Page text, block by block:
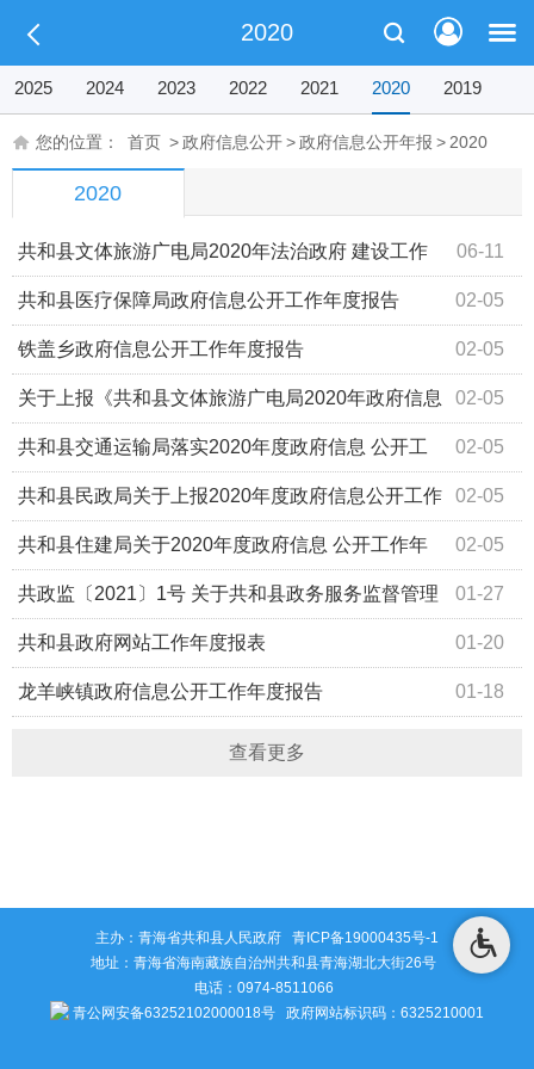
2020
2025 2024 2023 2022 2021 2020 2019
您的位置： 首页 >政府信息公开>政府信息公开年报 > 2020
2020
06-11
共和县文体旅游广电局2020年法治政府 建设工作
报告 02-05
共和县医疗保障局政府信息公开工作年度报告
02-05
铁盖乡政府信息公开工作年度报告
02-05
关于上报《共和县文体旅游广电局2020年政府信息
公开年度报告》的报告 02-05
共和县交通运输局落实2020年度政府信息 公开工
作的报告 02-05
共和县民政局关于上报2020年度政府信息公开工作
年度报告 02-05
共和县住建局关于2020年度政府信息 公开工作年
度报告 01-27
共政监〔2021〕1号 关于共和县政务服务监督管理
局2020年政务 公开工作的年度报告 01-20
共和县政府网站工作年度报表
01-18
龙羊峡镇政府信息公开工作年度报告
查看更多
主办：青海省共和县人民政府 青ICP备19000435号-1
地址：青海省海南藏族自治州共和县青海湖北大街26号
电话：0974-8511066
青公网安备63252102000018号 政府网站标识码：6325210001